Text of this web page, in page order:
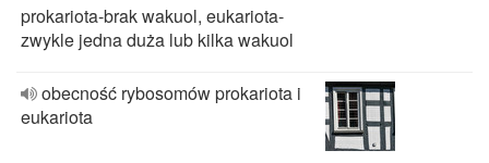
prokariota-brak wakuol, eukariota-
zwykle jedna duża lub kilka wakuol
obecność rybosomów prokariota i
eukariota